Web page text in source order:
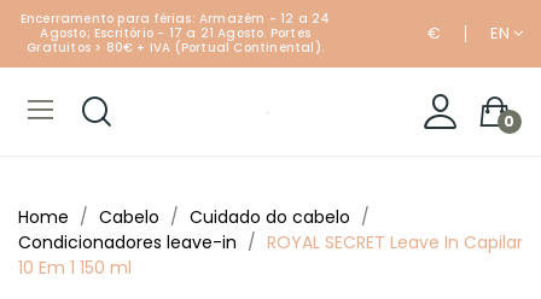
Encerramento para férias: Armazém - 12 a 24
Agosto; Escritório - 17 a 21 Agosto. Portes
Gratuitos > 80€ + IVA (Portual Continental).
€ EN
0
Home Cabelo
Cuidado do cabelo
Condicionadores leave-in
ROYAL SECRET Leave In Capilar
10 Em 1 150 ml